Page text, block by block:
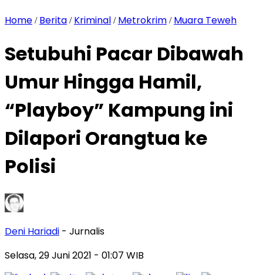
Home / Berita / Kriminal / Metrokrim / Muara Teweh
Setubuhi Pacar Dibawah
Umur Hingga Hamil,
“Playboy” Kampung ini
Dilapori Orangtua ke
Polisi
Deni Hariadi - Jurnalis
Selasa, 29 Juni 2021 - 01:07 WIB